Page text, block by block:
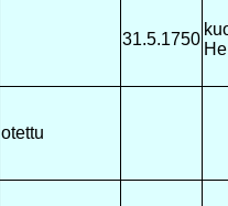
31.5.1750
otettu